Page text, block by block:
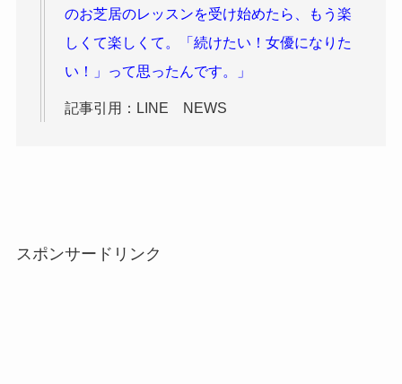
のお芝居のレッスンを受け始めたら、もう楽
しくて楽しくて。「続けたい！女優になりた
い！」って思ったんです。」
記事引用：LINE NEWS
スポンサードリンク